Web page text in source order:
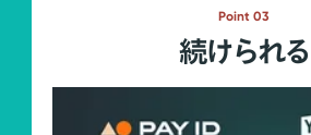
Point 03
続けられる